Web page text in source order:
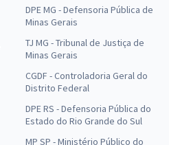
DPE MG - Defensoria Pública de
Minas Gerais
TJ MG - Tribunal de Justiça de
Minas Gerais
CGDF - Controladoria Geral do
Distrito Federal
DPE RS - Defensoria Pública do
Estado do Rio Grande do Sul
MP SP - Ministério Público do